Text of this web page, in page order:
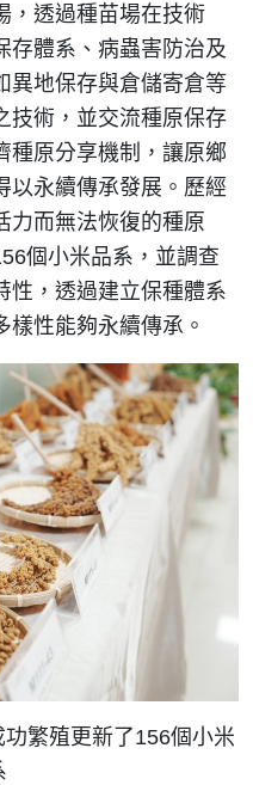
，透過種苗場在技術
存體系、病蟲害防治及
異地保存與倉儲寄倉等
技術，並交流種原保存
種原分享機制，讓原鄉
以永續傳承發展。歷經
力而無法恢復的種原
個小米品系，並調查
性，透過建立保種體系
性能夠永續傳承。
繁殖更新了156個小米